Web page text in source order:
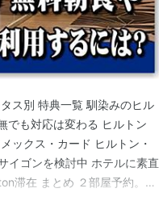
ス別 特典一覧 馴染みのヒル
でも対応は変わる ヒルトン
ックス・カード ヒルトン・
イゴンを検討中 ホテルに素直
滞在 まとめ ２部屋予約。ス